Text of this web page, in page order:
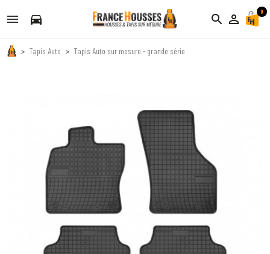
directions_car search person_outline
0
Tapis Auto Tapis Auto sur mesure - grande série